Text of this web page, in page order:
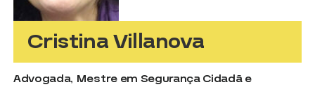
Cristina Villanova
Advogada, Mestre em Segurança Cidadã e